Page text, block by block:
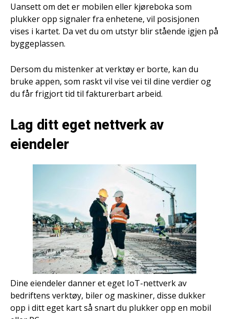
Uansett om det er mobilen eller kjøreboka som
plukker opp signaler fra enhetene, vil posisjonen
vises i kartet. Da vet du om utstyr blir stående igjen på
byggeplassen.
Dersom du mistenker at verktøy er borte, kan du
bruke appen, som raskt vil vise vei til dine verdier og
du får frigjort tid til fakturerbart arbeid.
Lag ditt eget nettverk av
eiendeler
Dine eiendeler danner et eget IoT-nettverk av
bedriftens verktøy, biler og maskiner, disse dukker
opp i ditt eget kart så snart du plukker opp en mobil